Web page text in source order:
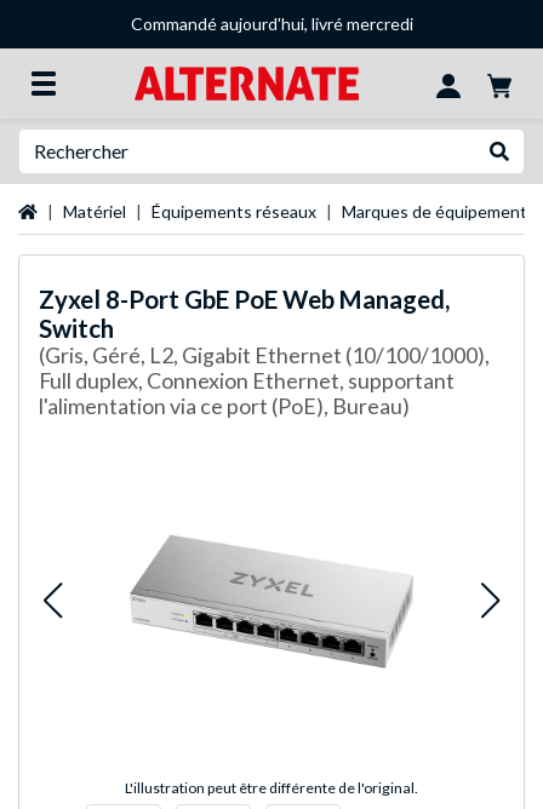
Commandé aujourd'hui, livré mercredi
Page d'accueil
Matériel Équipements réseaux Marques de équipements
Zyxel 8-Port GbE PoE Web Managed,
Switch
(Gris, Géré, L2, Gigabit Ethernet (10/100/1000),
Full duplex, Connexion Ethernet, supportant
l'alimentation via ce port (PoE), Bureau)
L'illustration peut être différente de l'original.